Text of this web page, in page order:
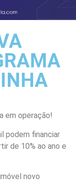
em operação!
podem financiar
de 10% ao ano e
novo